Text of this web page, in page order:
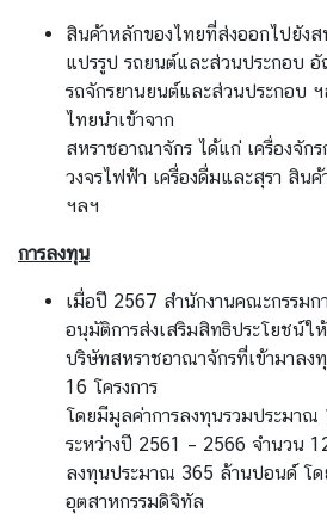
ก
ร
น
ก
ง
สุ
ล
ข้
อ
มู
ล
สำ
สินค้าหลักของไทยที่ส่งออกไปยัง
แปรรูป รถยนต์และส่วนประกอบ อั
รถจักรยานยนต์และส่วนประกอบ
ไทยนำเข้าจาก
สหราชอาณาจักร ได้แก่ เครื่องจัก
วงจรไฟฟ้า เครื่องดื่มและสุรา สินค้
ฯลฯ
การลงทุน
เมื่อปี 2567 สำนักงานคณะกรรมก
อนุมัติการส่งเสริมสิทธิประโยชน์ใ
บริษัทสหราชอาณาจักรที่เข้ามาลง
16 โครงการ
โดยมีมูลค่าการลงทุนรวมประมา
ระหว่างปี 2561 – 2566 จำนวน
ลงทุนประมาณ 365 ล้านปอนด์ โ
อุตสาหกรรมดิจิทัล